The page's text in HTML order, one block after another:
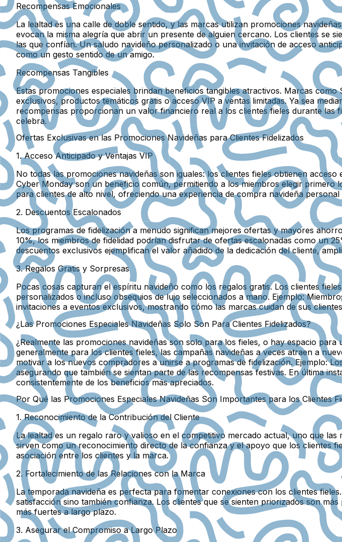
Recompensas Emocionales
La lealtad es una calle de doble sentido, y las marcas utilizan promociones
evocan la misma alegría que abrir un presente de alguien cercano. Los clientes se
las que confían. Un saludo navideño personalizado o una invitación de acceso
como un gesto sentido de un amigo.
Recompensas Tangibles
Estas promociones especiales brindan beneficios tangibles atractivos. Marcas
exclusivos, productos temáticos gratis o acceso VIP a ventas limitadas. Ya sea
recompensas proporcionan un valor financiero real a los clientes fieles durante las
celebra.
Ofertas Exclusivas en las Promociones Navideñas para Clientes Fidelizados
1. Acceso Anticipado y Ventajas VIP
No todas las promociones navideñas son iguales: los clientes fieles obtienen
Cyber Monday son un beneficio común, permitiendo a los miembros elegir
para clientes de alto nivel, ofreciendo una experiencia de compra navideña
2. Descuentos Escalonados
Los programas de fidelización a menudo significan mejores ofertas y mayores
10%, los miembros de fidelidad podrían disfrutar de ofertas escalonadas como un
descuentos exclusivos ejemplifican el valor añadido de la dedicación del cliente,
3. Regalos Gratis y Sorpresas
Pocas cosas capturan el espíritu navideño como los regalos gratis. Los clientes
personalizados o incluso obsequios de lujo seleccionados a mano. Ejemplo:
invitaciones a eventos exclusivos, mostrando cómo las marcas cuidan de sus
¿Las Promociones Especiales Navideñas Solo Son Para Clientes Fidelizados?
¿Realmente las promociones navideñas son solo para los fieles, o hay espacio
generalmente para los clientes fieles, las campañas navideñas a veces atraen a
motivar a los nuevos compradores a unirse a programas de fidelización.Ejemplo:
asegurando que también se sientan parte de las recompensas festivas. En última
consistentemente de los beneficios más apreciados.
Por Qué las Promociones Especiales Navideñas Son Importantes para los Clientes
1. Reconocimiento de la Contribución del Cliente
La lealtad es un regalo raro y valioso en el competitivo mercado actual, uno que
sirven como un reconocimiento directo de la confianza y el apoyo que los clientes
asociación entre los clientes y la marca.
2. Fortalecimiento de las Relaciones con la Marca
La temporada navideña es perfecta para fomentar conexiones con los clientes
satisfacción sino también confianza. Los clientes que se sienten priorizados son
más fuertes a largo plazo.
3. Asegurar el Compromiso a Largo Plazo